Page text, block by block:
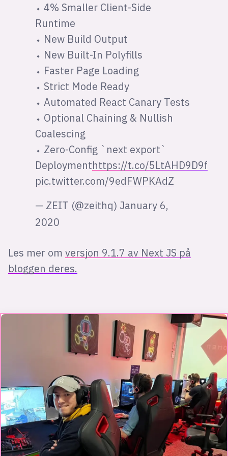
⬩ 4% Smaller Client-Side
Runtime
⬩ New Build Output
⬩ New Built-In Polyfills
⬩ Faster Page Loading
⬩ Strict Mode Ready
⬩ Automated React Canary Tests
⬩ Optional Chaining & Nullish
Coalescing
⬩ Zero-Config `next export`
Deploymenthttps://t.co/5LtAHD9D9f
pic.twitter.com/9edFWPKAdZ
— ZEIT (@zeithq) January 6,
2020
Les mer om versjon 9.1.7 av Next JS på
bloggen deres.